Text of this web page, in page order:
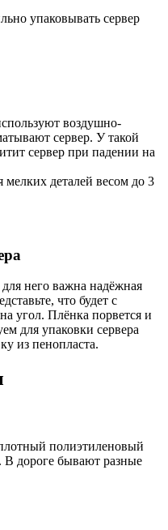
упаковывать сервер
воздушно-
сервер. У такой
сервер при падении на
мелких деталей весом до 3
него важна надёжная
что будет с
угол. Плёнка порвется и
для упаковки сервера
из пенопласта.
полиэтиленовый
В дороге бывают разные